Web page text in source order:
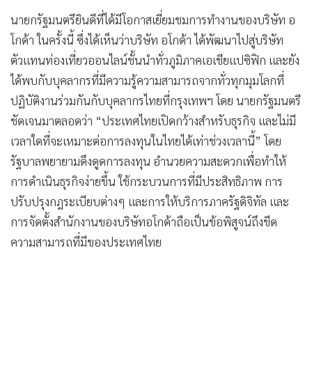
นายกรัฐมนตรียินดีที่ได้มีโอกาสเยี่ยมชมการทำงานของบริษัท อ
โกด้า ในครั้งนี้ ซึ่งได้เห็นว่าบริษัท อโกด้า ได้พัฒนาไปสู่บริษัท
ตัวแทนท่องเที่ยวออนไลน์ชั้นนำทั่วภูมิภาคเอเชียแปซิฟิก และยัง
ได้พบกับบุคลากรที่มีความรู้ความสามารถจากทั่วทุกมุมโลกที่
ปฏิบัติงานร่วมกันกับบุคลากรไทยที่กรุงเทพฯ โดย นายกรัฐมนตรี
ชัดเจนมาตลอดว่า “ประเทศไทยเปิดกว้างสำหรับธุรกิจ และไม่มี
เวลาใดที่จะเหมาะต่อการลงทุนในไทยได้เท่าช่วงเวลานี้” โดย
รัฐบาลพยายามดึงดูดการลงทุน อำนวยความสะดวกเพื่อทำให้
การดำเนินธุรกิจง่ายขึ้น ใช้กระบวนการที่มีประสิทธิภาพ การ
ปรับปรุงกฎระเบียบต่างๆ และการให้บริการภาครัฐดิจิทัล และ
การจัดตั้งสำนักงานของบริษัทอโกด้าถือเป็นข้อพิสูจน์ถึงขีด
ความสามารถที่มีของประเทศไทย